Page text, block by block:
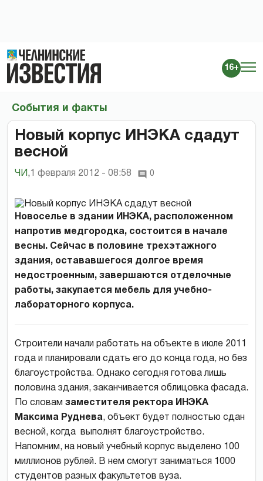
16+
События и факты
Новый корпус ИНЭКА сдадут
весной
ЧИ , 1 февраля 2012 - 08:58 0
Новоселье в здании ИНЭКА, расположенном
напротив медгородка, состоится в начале
весны. Сейчас в половине трехэтажного
здания, остававшегося долгое время
недостроенным, завершаются отделочные
работы, закупается мебель для учебно-
лабораторного корпуса.
Строители начали работать на объекте в июле 2011
года и планировали сдать его до конца года, но без
благоустройства. Однако сегодня готова лишь
половина здания, заканчивается облицовка фасада.
По словам заместителя ректора ИНЭКА
Максима Руднева, объект будет полностью сдан
весной, когда выполнят благоустройство.
Напомним, на новый учебный корпус выделено 100
миллионов рублей. В нем смогут заниматься 1000
студентов разных факультетов вуза.